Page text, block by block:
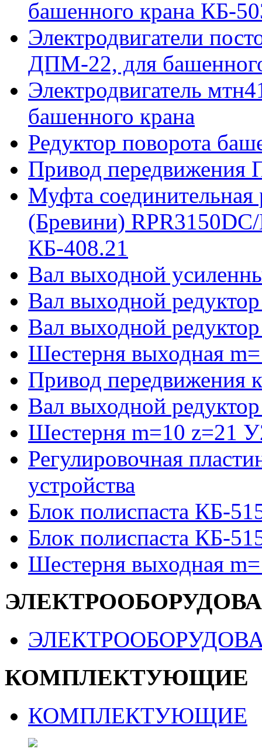
башенного крана КБ-
Электродвигатели
ДПМ-22, для
Электродвигатель
башенного крана
Редуктор поворота
Привод передвижения
Муфта
(Бревини)
КБ-408.21
Вал выходной
Вал выходной
Вал выходной
Шестерня выходная
Привод передвижения
Вал выходной
Шестерня m=10 z=21
Регулировочная
устройства
Блок полиспаста КБ-
Блок полиспаста КБ-
Шестерня выходная
КОМПЛЕКТУЮЩИЕ
КОМПЛЕКТУЮЩИЕ